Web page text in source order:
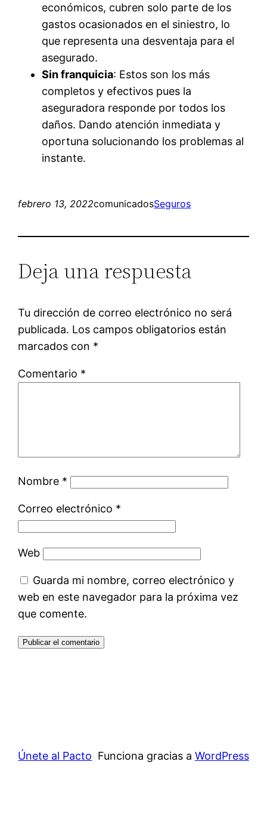
económicos, cubren solo parte de los
gastos ocasionados en el siniestro, lo
que representa una desventaja para el
asegurado.
Sin franquicia: Estos son los más
completos y efectivos pues la
aseguradora responde por todos los
daños. Dando atención inmediata y
oportuna solucionando los problemas al
instante.
febrero 13, 2022comunicadosSeguros
Deja una respuesta
Tu dirección de correo electrónico no será
publicada. Los campos obligatorios están
marcados con *
Comentario *
Nombre *
Correo electrónico *
Web
Guarda mi nombre, correo electrónico y
web en este navegador para la próxima vez
que comente.
Únete al Pacto Funciona gracias a WordPress